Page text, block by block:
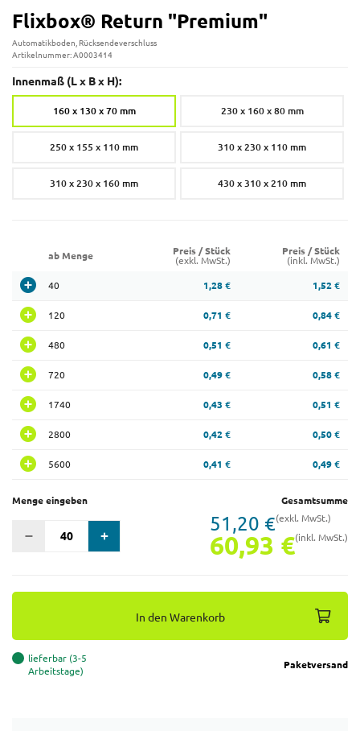
Flixbox® Return "Premium"
Automatikboden, Rücksendeverschluss
Artikelnummer: A0003414
Innenmaß (L x B x H):
160 x 130 x 70 mm 230 x 160 x 80 mm
250 x 155 x 110 mm 310 x 230 x 110 mm
310 x 230 x 160 mm 430 x 310 x 210 mm
ab Menge
Preis / Stück
(exkl. MwSt.)
Preis / Stück
(inkl. MwSt.)
40 1,28 € 1,52 €
120 0,71 € 0,84 €
480 0,51 € 0,61 €
720 0,49 € 0,58 €
1740 0,43 € 0,51 €
2800 0,42 € 0,50 €
5600 0,41 € 0,49 €
Menge eingeben Gesamtsumme
51,20 €(exkl. MwSt.)
60,93 €(inkl. MwSt.)
In den Warenkorb
lieferbar (3-5
Arbeitstage)
Paketversand